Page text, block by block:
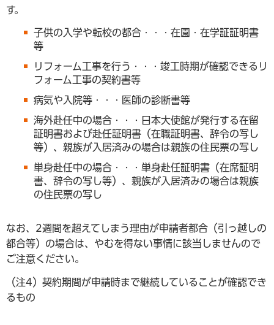
す。
子供の入学や転校の都合・・・在園・在学証証明書
等
リフォーム工事を行う・・・竣工時期が確認できるリ
フォーム工事の契約書等
病気や入院等・・・医師の診断書等
海外赴任中の場合・・・日本大使館が発行する在留
証明書および赴任証明書（在職証明書、辞令の写し
等）、親族が入居済みの場合は親族の住民票の写し
単身赴任中の場合・・・単身赴任証明書（在席証明
書、辞令の写し等）、親族が入居済みの場合は親族
の住民票の写し
なお、2週間を超えてしまう理由が申請者都合（引っ越しの
都合等）の場合は、やむを得ない事情に該当しませんので
ご注意ください。
（注4）契約期間が申請時まで継続していることが確認でき
るもの